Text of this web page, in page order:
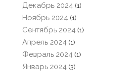
Декабрь 2024 (1)
Ноябрь 2024 (1)
Сентябрь 2024 (1)
Апрель 2024 (1)
Февраль 2024 (1)
Январь 2024 (3)